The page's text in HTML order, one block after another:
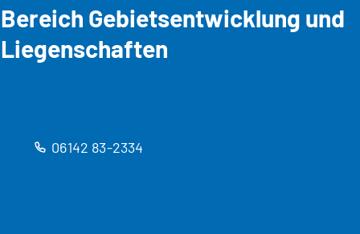
Bereich Gebietsentwicklung und
Liegenschaften
06142 83-2334